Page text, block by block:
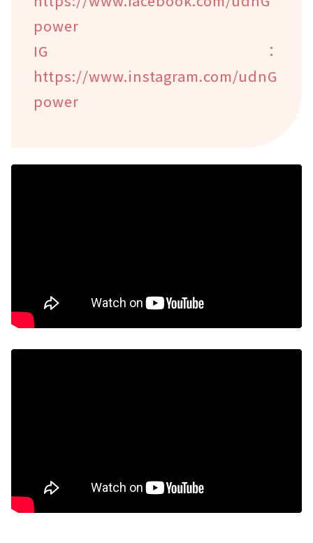
power
IG：
https://www.instagram.com/udnG
power